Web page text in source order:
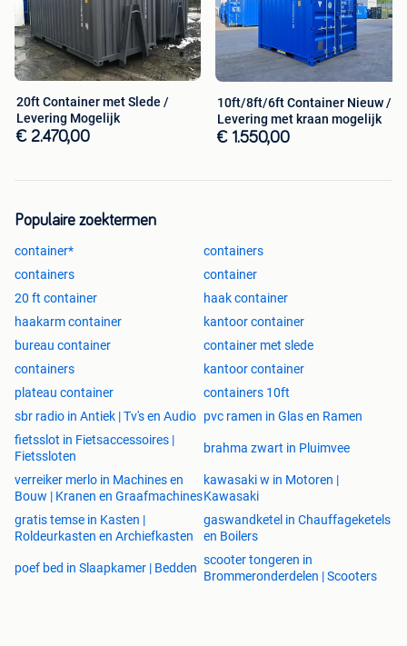
20ft Container met Slede /
Levering Mogelijk
€ 2.470,00
10ft/8ft/6ft Container Nieuw /
Levering met kraan mogelijk
€ 1.550,00
Populaire zoektermen
container*
containers
containers
container
20 ft container
haak container
haakarm container
kantoor container
bureau container
container met slede
containers
kantoor container
plateau container
containers 10ft
sbr radio in Antiek | Tv's en Audio pvc ramen in Glas en Ramen
fietsslot in Fietsaccessoires |
Fietssloten
brahma zwart in Pluimvee
verreiker merlo in Machines en
Bouw | Kranen en Graafmachines
kawasaki w in Motoren |
Kawasaki
gratis temse in Kasten |
Roldeurkasten en Archiefkasten
gaswandketel in Chauffageketels
en Boilers
poef bed in Slaapkamer | Bedden
scooter tongeren in
Brommeronderdelen | Scooters